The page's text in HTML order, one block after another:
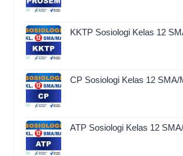
KKTP Sosiologi Kelas 12
CP Sosiologi Kelas 12 SMA/
ATP Sosiologi Kelas 12